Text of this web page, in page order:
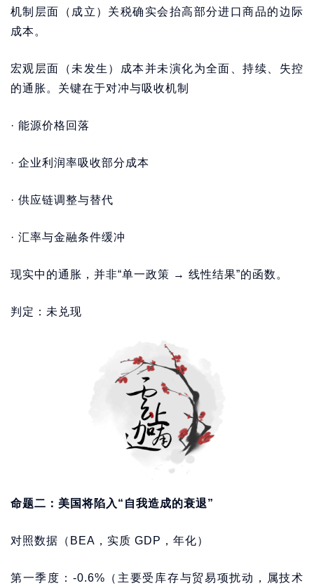
机制层面（成立）关税确实会抬高部分进口商品的边际
成本。
宏观层面（未发生）成本并未演化为全面、持续、失控
的通胀。关键在于对冲与吸收机制
· 能源价格回落
· 企业利润率吸收部分成本
· 供应链调整与替代
· 汇率与金融条件缓冲
现实中的通胀，并非“单一政策 → 线性结果”的函数。
判定：未兑现
命题二：美国将陷入“自我造成的衰退”
对照数据（BEA，实质 GDP，年化）
第一季度：-0.6%（主要受库存与贸易项扰动，属技术